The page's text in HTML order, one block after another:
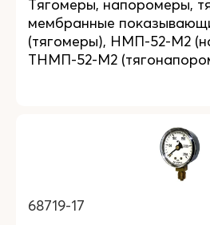
Тягомеры, напоромеры,
мембранные
(тягомеры), НМП-52-М2
ТНМП-52-М2
68719-17